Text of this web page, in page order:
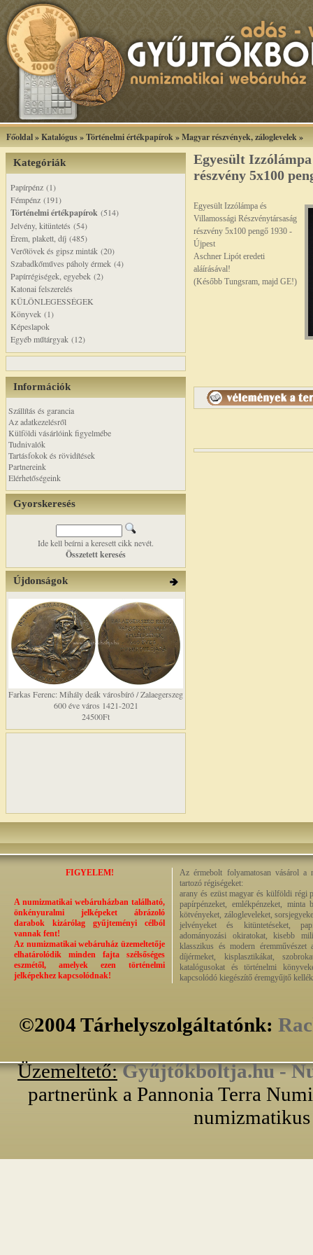
Főoldal»Katalógus»Történelmi értékpapírok»Magyar részvények, záloglevelek»
Kategóriák
Papírpénz (1)
Fémpénz (191)
Történelmi értékpapírok (514)
Jelvény, kitüntetés (54)
Érem, plakett, díj (485)
Verőtövek és gipsz minták (20)
Szabadkőműves páholy érmek (4)
Papírrégiségek, egyebek (2)
Katonai felszerelés
KÜLÖNLEGESSÉGEK
Könyvek (1)
Képeslapok
Egyéb műtárgyak (12)
Információk
Szállítás és garancia
Az adatkezelésről
Külföldi vásárlóink figyelmébe
Tudnivalók
Tartásfokok és rövidítések
Partnereink
Elérhetőségeink
Gyorskeresés
Ide kell beírni a keresett cikk nevét.
Összetett keresés
Újdonságok
Farkas Ferenc: Mihály deák városbíró / Zalaegerszeg
600 éve város 1421-2021
24500Ft
Egyesült
részvény 5x100
Egyesült Izzólámpa és
Villamossági Részvénytársaság
részvény 5x100 pengő 1930 -
Újpest
Aschner Lipót eredeti
aláírásával!
(Később Tungsram, majd GE!)
FIGYELEM!
A numizmatikai webáruházban található,
önkényuralmi jelképeket ábrázoló
darabok kizárólag gyűjteményi célból
vannak fent!
Az numizmatikai webáruház üzemeltetője
elhatárolódik minden fajta szélsőséges
eszmétől, amelyek ezen történelmi
jelképekhez kapcsolódnak!
Az érmebolt folyamatosan vásárol a
tartozó régiségeket:
arany és ezüst magyar és külföldi régi
papírpénzeket, emlékpénzeket, minta
kötvényeket, zálogleveleket,
jelvényeket és kitüntetéseket,
adományozási okiratokat, kisebb
klasszikus és modern éremművészet
díjérmeket, kisplasztikákat,
katalógusokat és történelmi
kapcsolódó kiegészítő éremgyűjtő
©2004 Tárhelyszolgáltatónk:
Üzemeltető: Gyűjtőkboltja.hu -
partnerünk a Pannonia Terra
numizmatikus